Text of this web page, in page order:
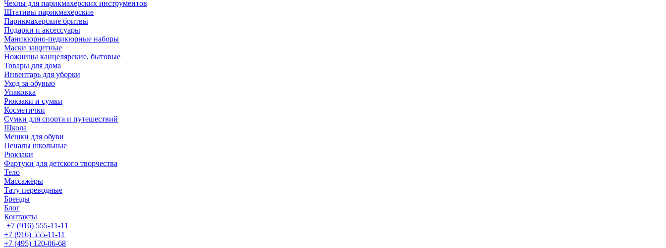
Чехлы для парикмахерских инструментов
Штативы парикмахерские
Парикмахерские бритвы
Подарки и аксессуары
Маникюрно-педикюрные наборы
Маски защитные
Ножницы канцелярские, бытовые
Товары для дома
Инвентарь для уборки
Уход за обувью
Упаковка
Рюкзаки и сумки
Косметички
Сумки для спорта и путешествий
Школа
Мешки для обуви
Пеналы школьные
Рюкзаки
Фартуки для детского творчества
Тело
Массажёры
Тату переводные
Бренды
Блог
Контакты
+7 (916) 555-11-11
+7 (916) 555-11-11
+7 (495) 120-06-68